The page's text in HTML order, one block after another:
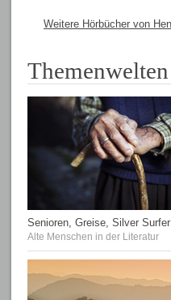
Weitere Hörbücher von
Themenwelten
Senioren, Greise, Silver Surfer
Alte Menschen in der Literatur